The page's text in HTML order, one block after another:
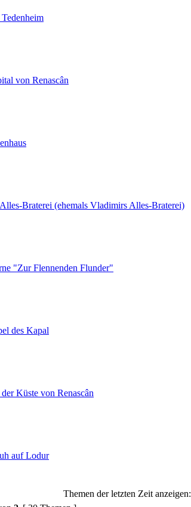
von Renascân
Braterei (ehemals Vladimirs Alles-Braterei)
"Zur Flennenden Flunder"
des Kapal
Küste von Renascân
auf Lodur
Themen der letzten Zeit anzeigen: